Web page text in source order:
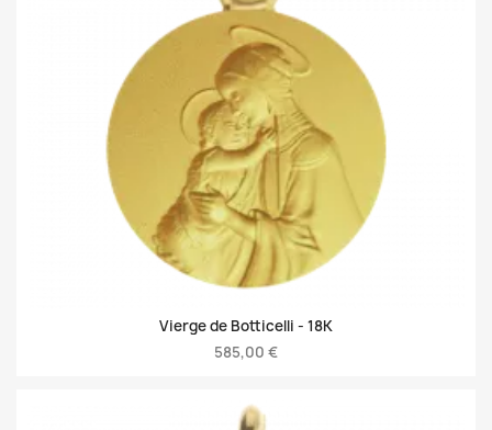
Vierge de Botticelli - 18K
585,00 €